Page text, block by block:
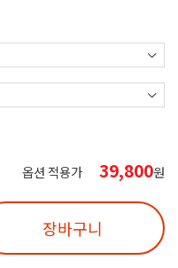
옵션 적용가 39,800원
장바구니